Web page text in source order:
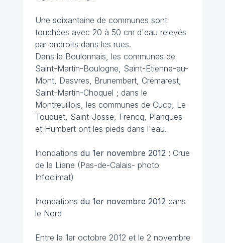
Une soixantaine de communes sont
touchées avec 20 à 50 cm d'eau relevés
par endroits dans les rues.
Dans le Boulonnais, les communes de
Saint-Martin-Boulogne, Saint-Etienne-au-
Mont, Desvres, Brunembert, Crémarest,
Saint-Martin-Choquel ; dans le
Montreuillois, les communes de Cucq, Le
Touquet, Saint-Josse, Frencq, Planques
et Humbert ont les pieds dans l'eau.
Inondations du 1er novembre 2012 : Crue
de la Liane (Pas-de-Calais- photo
Infoclimat)
Inondations du 1er novembre 2012 dans
le Nord
Entre le 1er octobre 2012 et le 2 novembre